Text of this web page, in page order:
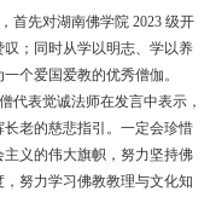
首先对湖南佛学院 2023 级开
；同时从学以明志、学以养
个爱国爱教的优秀僧伽。
代表觉诚法师在发言中表示，
老的慈悲指引。一定会珍惜
义的伟大旗帜，努力坚持佛
努力学习佛教教理与文化知